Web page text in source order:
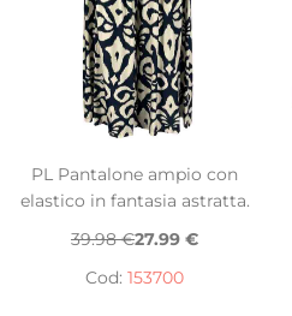
PL Pantalone ampio con
elastico in fantasia astratta.
39.98 €27.99 €
Cod: 153700